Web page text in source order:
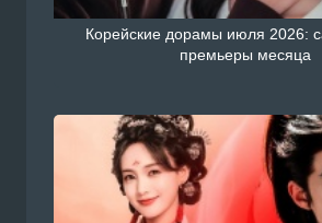
Корейские дорамы июля 2026:
премьеры месяца